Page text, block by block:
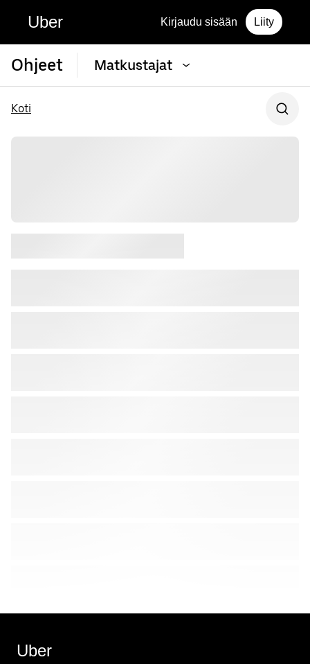
Uber Kirjaudu sisään Liity
Ohjeet Matkustajat
Koti
Uber